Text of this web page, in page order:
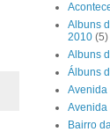
Albuns
2010 (5)
Albuns
Álbuns
Avenida
Avenida
Bairro